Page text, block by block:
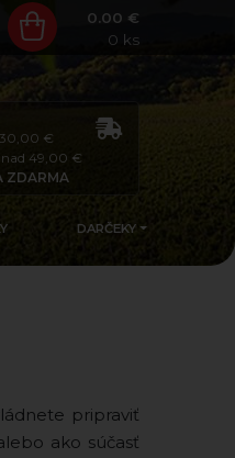
0.00 €
0 ks
€
nad 49,00 €
ZDARMA
DARČEKY
pripraviť
ako súčasť